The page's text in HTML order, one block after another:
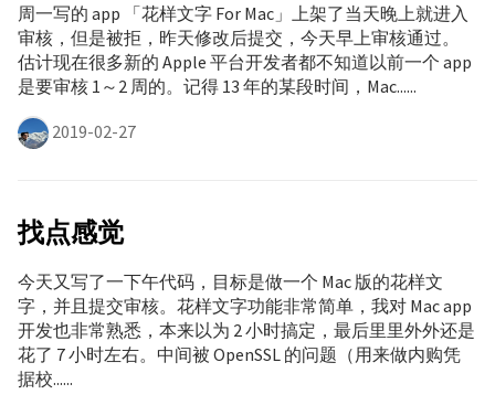
周一写的 app 「花样文字 For Mac」上架了当天晚上就进入
审核，但是被拒，昨天修改后提交，今天早上审核通过。
估计现在很多新的 Apple 平台开发者都不知道以前一个 app
是要审核 1～2 周的。记得 13 年的某段时间，Mac......
2019-02-27
找点感觉
今天又写了一下午代码，目标是做一个 Mac 版的花样文
字，并且提交审核。花样文字功能非常简单，我对 Mac app
开发也非常熟悉，本来以为 2 小时搞定，最后里里外外还是
花了 7 小时左右。中间被 OpenSSL 的问题（用来做内购凭
据校......